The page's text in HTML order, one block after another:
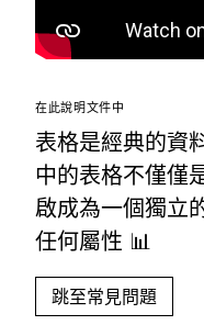
在此說明文件中
表格是經典的資
中的表格不僅僅
啟成為一個獨立
任何屬性 📊
跳至常見問題